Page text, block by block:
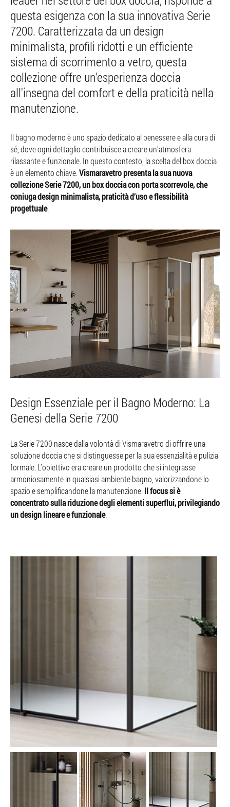
questa esigenza con la sua innovativa Serie
7200. Caratterizzata da un design
minimalista, profili ridotti e un efficiente
sistema di scorrimento a vetro, questa
collezione offre un'esperienza doccia
all'insegna del comfort e della praticità nella
manutenzione.
Il bagno moderno è uno spazio dedicato al benessere e alla cura di
sé, dove ogni dettaglio contribuisce a creare un’atmosfera
rilassante e funzionale. In questo contesto, la scelta del box doccia
è un elemento chiave.Vismaravetro presenta la sua nuova
collezione Serie 7200, un box doccia con porta scorrevole, che
coniuga design minimalista, praticità d’uso e flessibilità
progettuale.
Design Essenziale per il Bagno Moderno: La
Genesi della Serie 7200
La Serie 7200 nasce dalla volontà di Vismaravetro di offrire una
soluzione doccia che si distinguesse per la sua essenzialità e pulizia
formale. L’obiettivo era creare un prodotto che si integrasse
armoniosamente in qualsiasi ambiente bagno, valorizzandone lo
spazio e semplificandone la manutenzione.Il focus si è
concentrato sulla riduzione degli elementi superflui, privilegiando
un design lineare e funzionale.